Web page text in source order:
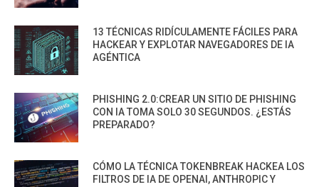
13 TÉCNICAS RIDÍCULAMENTE FÁCILES PARA
HACKEAR Y EXPLOTAR NAVEGADORES DE IA
AGÉNTICA
PHISHING 2.0:CREAR UN SITIO DE PHISHING
CON IA TOMA SOLO 30 SEGUNDOS. ¿ESTÁS
PREPARADO?
CÓMO LA TÉCNICA TOKENBREAK HACKEA LOS
FILTROS DE IA DE OPENAI, ANTHROPIC Y